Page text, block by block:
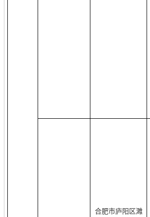
合肥市庐阳区濉